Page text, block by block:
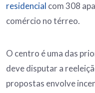
residencial com 308
comércio no térreo.
O centro é uma das
deve disputar a
propostas envolve